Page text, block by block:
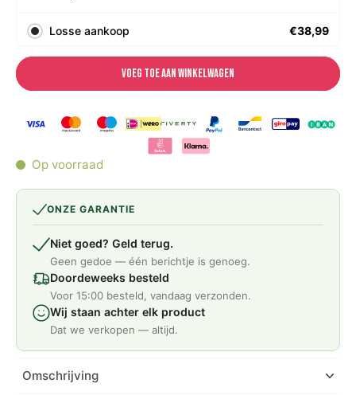
Losse aankoop €38,99
Voeg toe aan winkelwagen
Op voorraad
ONZE GARANTIE
Niet goed? Geld terug.
Geen gedoe — één berichtje is genoeg.
Doordeweeks besteld
Voor 15:00 besteld, vandaag verzonden.
Wij staan achter elk product
Dat we verkopen — altijd.
Omschrijving